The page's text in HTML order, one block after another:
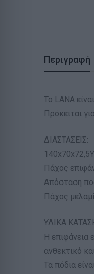
Περιγραφή
Το LANA
Πρόκειται
ΔΙΑΣΤΑΣΕΙΣ:
Πάχος
Απόσταση
Πάχος
ΥΛΙΚΑ
Η επιφάνεια
ανθεκτικό
Τα πόδια